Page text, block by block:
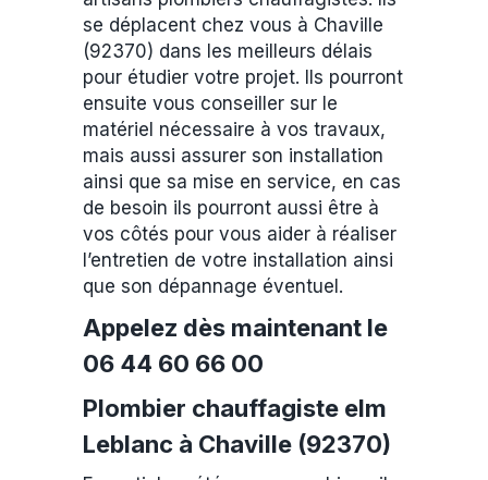
se déplacent chez vous à Chaville
(92370) dans les meilleurs délais
pour étudier votre projet. Ils pourront
ensuite vous conseiller sur le
matériel nécessaire à vos travaux,
mais aussi assurer son installation
ainsi que sa mise en service, en cas
de besoin ils pourront aussi être à
vos côtés pour vous aider à réaliser
l’entretien de votre installation ainsi
que son dépannage éventuel.
Appelez dès maintenant le
06 44 60 66 00
Plombier chauffagiste elm
Leblanc à Chaville (92370)